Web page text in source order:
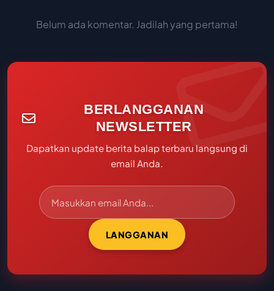
Belum ada komentar. Jadilah yang pertama!
BERLANGGANAN
NEWSLETTER
Dapatkan update berita balap terbaru langsung di
email Anda.
LANGGANAN